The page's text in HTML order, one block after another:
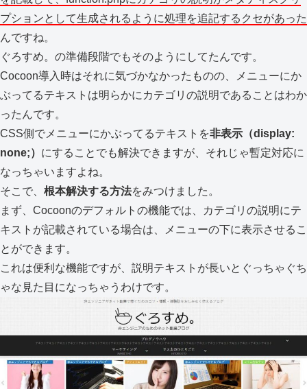
プションとして生成されるように処理を追記するクセがあった
んですね。
ぐろすめ。の準備段階でもそのようにしてたんです。
Cocoon導入時はそれに気づかなかったものの、メニューにか
ぶってるテキストは明らかにカテゴリの説明であることはわか
ったんです。
CSS側でメニューにかぶってるテキストを非表示（display:
none;） にすることでも解決できますが、それじゃ暫定対応に
なっちゃいますよね。
そこで、 根本解決する方法をみつけました。
まず、Cocoonのデフォルトの機能では、カテゴリの説明にテ
キストが記載されている場合は、メニューの下に表示させるこ
とができます。
これは便利な機能ですが、説明テキストが長いとぐっちゃぐち
ゃな見た目になっちゃうわけです。